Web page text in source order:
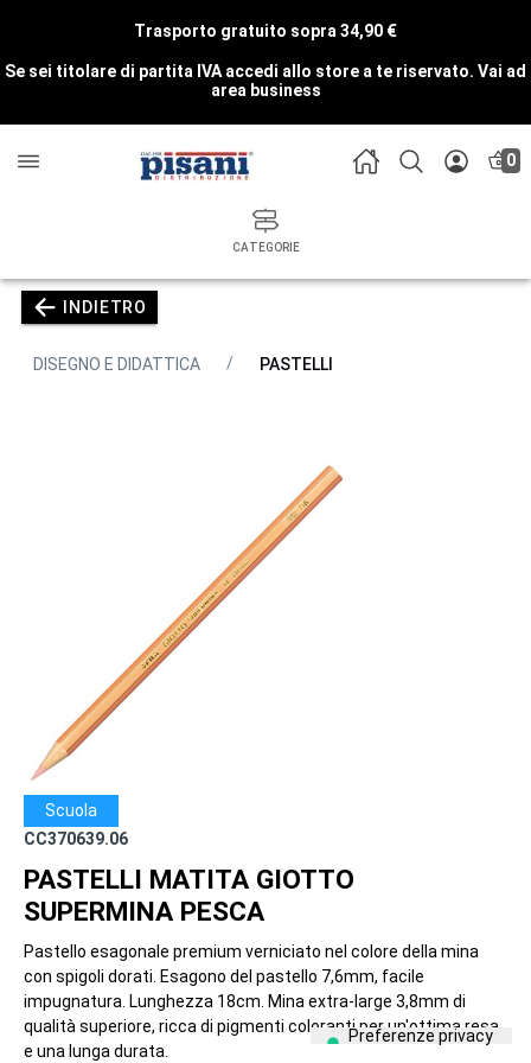
Trasporto gratuito sopra 34,90 €
Se sei titolare di partita IVA accedi allo store a te riservato. Vai ad
area business
0
CATEGORIE
INDIETRO
DISEGNO E DIDATTICA PASTELLI
Scuola
CC370639.06
PASTELLI MATITA GIOTTO
SUPERMINA PESCA
Pastello esagonale premium verniciato nel colore della mina
con spigoli dorati. Esagono del pastello 7,6mm, facile
impugnatura. Lunghezza 18cm. Mina extra-large 3,8mm di
qualità superiore, ricca di pigmenti coloranti per un'ottima resa
e una lunga durata.